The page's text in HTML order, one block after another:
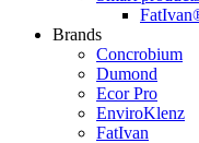
Brands
Concrobium
Dumond
Ecor Pro
EnviroKlenz
FatIvan